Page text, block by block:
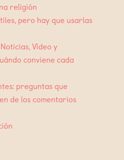
religión
pero hay que usarlas
Vídeo y
conviene cada
preguntas que
de los comentarios